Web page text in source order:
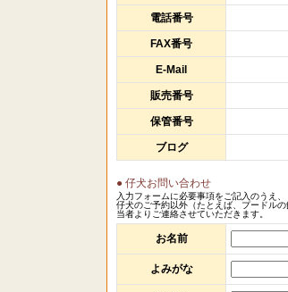
電話番号
FAX番号
E-Mail
販売番号
保管番号
ブログ
● 仔犬お問い合わせ
入力フォームに必要事項をご記入のうえ
仔犬のご予約以外（たとえば、プードル
当者よりご連絡させていただきます。
お名前
よみがな